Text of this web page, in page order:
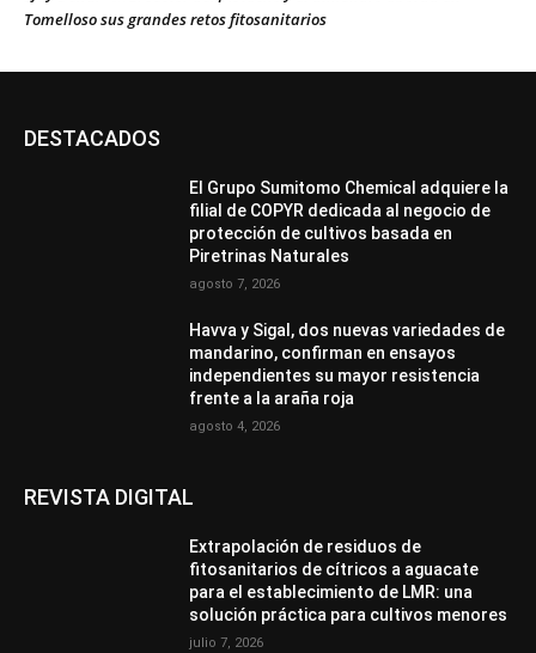
Tomelloso sus grandes retos fitosanitarios
DESTACADOS
El Grupo Sumitomo Chemical adquiere la
filial de COPYR dedicada al negocio de
protección de cultivos basada en
Piretrinas Naturales
agosto 7, 2026
Havva y Sigal, dos nuevas variedades de
mandarino, confirman en ensayos
independientes su mayor resistencia
frente a la araña roja
agosto 4, 2026
REVISTA DIGITAL
Extrapolación de residuos de
fitosanitarios de cítricos a aguacate
para el establecimiento de LMR: una
solución práctica para cultivos menores
julio 7, 2026